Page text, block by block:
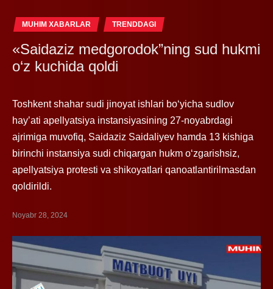
MUHIM XABARLAR TRENDDAGI
«Saidaziz medgorodok”ning sud hukmi
o‘z kuchida qoldi
Toshkent shahar sudi jinoyat ishlari boʻyicha sudlov
hayʼati apellyatsiya instansiyasining 27-noyabrdagi
ajrimiga muvofiq, Saidaziz Saidaliyev hamda 13 kishiga
birinchi instansiya sudi chiqargan hukm oʻzgarishsiz,
apellyatsiya protesti va shikoyatlari qanoatlantirilmasdan
qoldirildi.
Noyabr 28, 2024